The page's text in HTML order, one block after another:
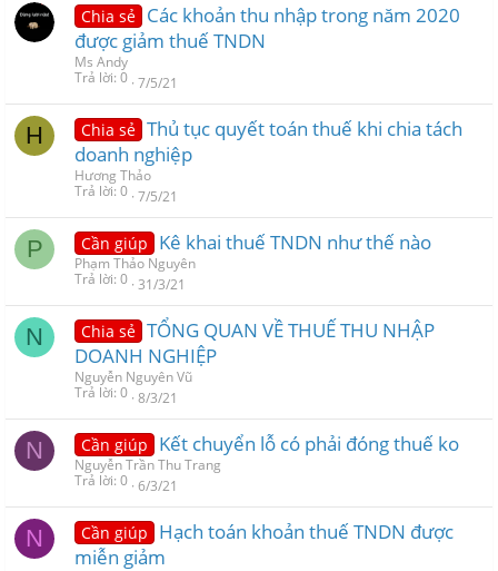
Chia sẻ Các khoản thu nhập trong năm 2020
được giảm thuế TNDN
Ms Andy
Trả lời 0 7/5/21
H Chia sẻ Thủ tục quyết toán thuế khi chia tách
doanh nghiệp
Hương Thảo
Trả lời 0 7/5/21
P Cần giúp Kê khai thuế TNDN như thế nào
Phạm Thảo Nguyên
Trả lời 0 31/3/21
N Chia sẻ TỔNG QUAN VỀ THUẾ THU NHẬP
DOANH NGHIỆP
Nguyễn Nguyên Vũ
Trả lời 0 8/3/21
N Cần giúp Kết chuyển lỗ có phải đóng thuế ko
Nguyễn Trần Thu Trang
Trả lời 0 6/3/21
N Cần giúp
Hạch toán khoản thuế TNDN được
miễn giảm